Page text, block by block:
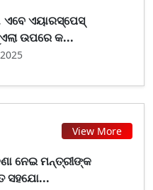
ଏୟାରସ୍ପେସ୍
ଉପରେ କ...
View More
ନେଇ ମନ୍ତ୍ରୀଙ୍କ
ସହଯୋ...